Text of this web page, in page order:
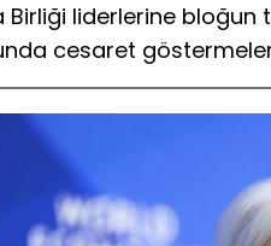
Birliği liderlerine
cesaret